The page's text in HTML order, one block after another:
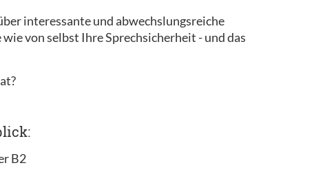
interessante und abwechslungsreiche
von selbst Ihre Sprechsicherheit - und das
B2